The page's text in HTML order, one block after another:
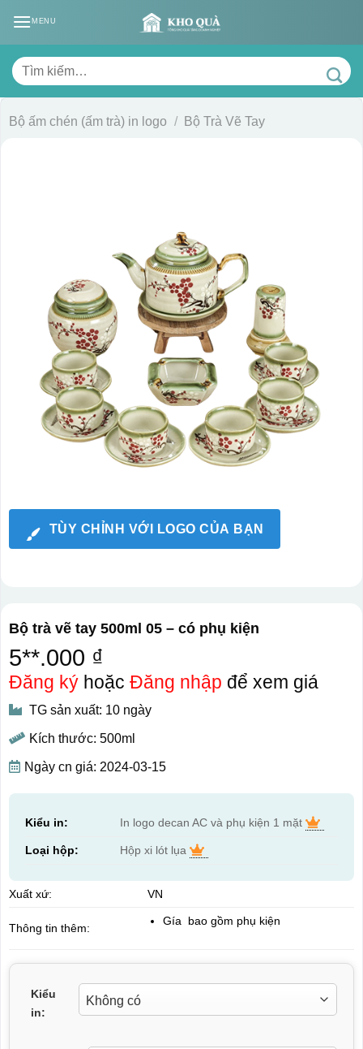
MENU
Tìm
kiếm:
Bộ ấm chén (ấm trà) in logo / Bộ Trà Vẽ Tay
TÙY CHỈNH VỚI LOGO CỦA BẠN
Bộ trà vẽ tay 500ml 05 – có phụ kiện
5**.000 ₫
Đăng kýhoặc Đăng nhập để xem giá
TG sản xuất: 10 ngày
Kích thước: 500ml
Ngày cn giá: 2024-03-15
Kiểu in: In logo decan AC và phụ kiện 1 mặt
Loại hộp: Hộp xi lót lụa
Xuất xứ: VN
Thông tin thêm:
Gía bao gồm phụ kiện
Kiểu
in: